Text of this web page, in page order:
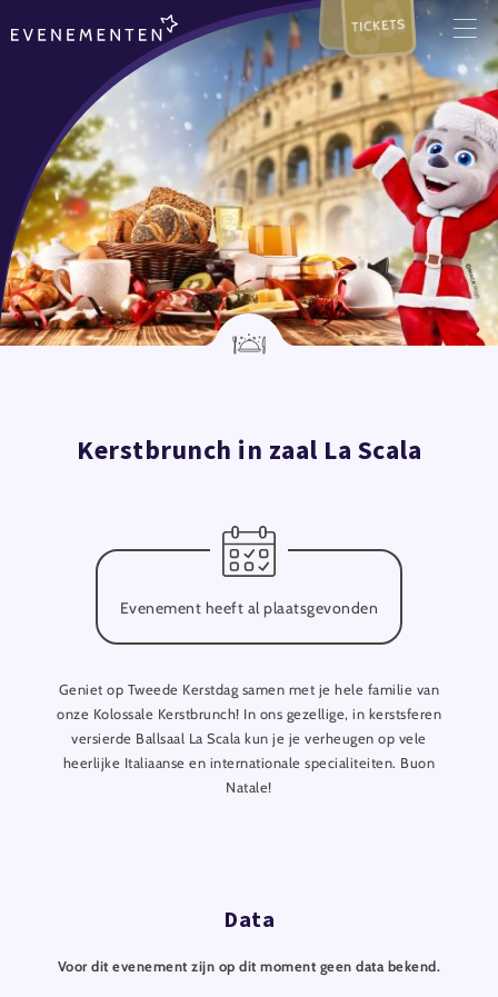
TICKETS
Kerstbrunch in zaal La Scala
Evenement heeft al plaatsgevonden
Geniet op Tweede Kerstdag samen met je hele familie van
onze Kolossale Kerstbrunch! In ons gezellige, in kerstsferen
versierde Ballsaal La Scala kun je je verheugen op vele
heerlijke Italiaanse en internationale specialiteiten. Buon
Natale!
Data
Voor dit evenement zijn op dit moment geen data bekend.